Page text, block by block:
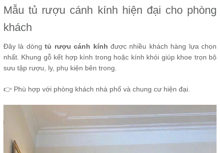
Mẫu tủ rượu cánh kính hiện đại cho phòng
khách
Đây là dòngtủ rượu cánh kính được nhiều khách hàng lựa chọn
nhất. Khung gỗ kết hợp kính trong hoặc kính khói giúp khoe trọn bộ
sưu tập rượu, ly, phụ kiện bên trong.
👉 Phù hợp với phòng khách nhà phố và chung cư hiện đại.